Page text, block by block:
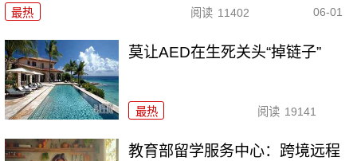
最热 阅读 11402 06-01
莫让AED在生死关头“掉链子”
最热 阅读 19141
教育部留学服务中心：跨境远程